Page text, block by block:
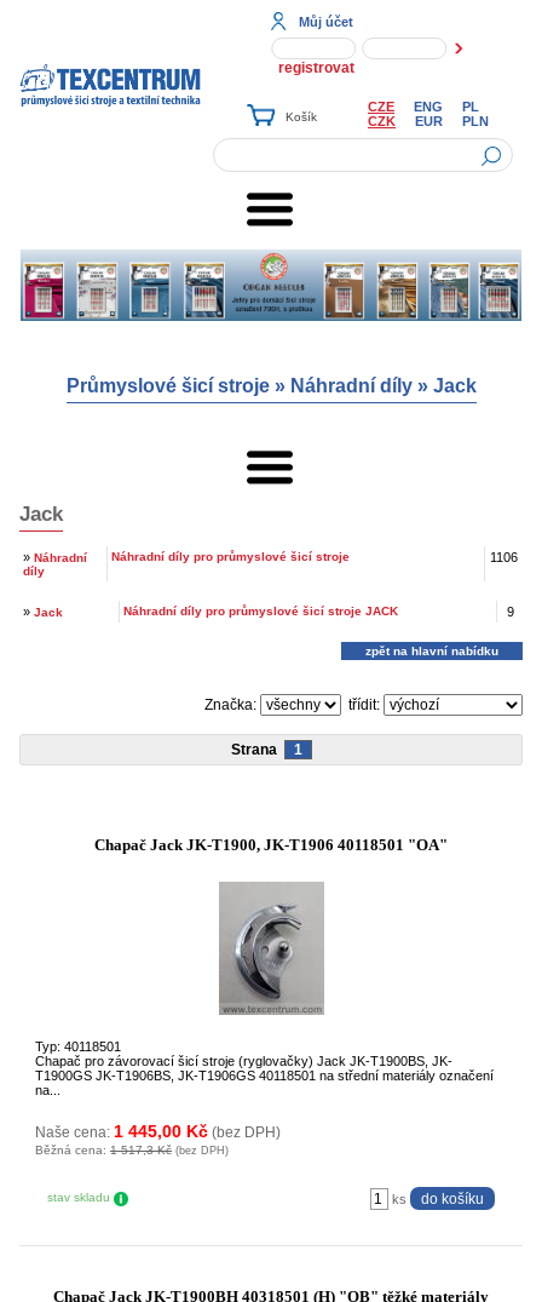
Můj účet
registrovat
CZE ENG
PL
CZK
EUR PLN
Průmyslové šicí stroje» Náhradní díly» Jack
Jack
» Náhradní
díly
Náhradní díly pro průmyslové šicí stroje 1106
» Jack Náhradní díly pro průmyslové šicí stroje JACK 9
zpět na hlavní nabídku
třídit:
Značka:
Strana 1
Chapač Jack JK-T1900, JK-T1906 40118501 "OA"
Typ: 40118501
Chapač pro závorovací šicí stroje (ryglovačky) Jack JK-T1900BS, JK-
T1900GS JK-T1906BS, JK-T1906GS 40118501 na střední materiály označení
na...
Naše cena: 1 445,00 Kč (bez DPH)
Běžná cena: 1 517,3 Kč (bez DPH)
stav skladu ks
Chapač Jack JK-T1900BH 40318501 (H) "OB" těžké materiály